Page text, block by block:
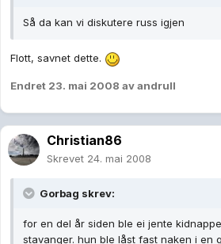
Så da kan vi diskutere russ igjen
Flott, savnet dette.
Endret 23. mai 2008 av andrull
Christian86
Skrevet 24. mai 2008
Gorbag skrev:
for en del år siden ble ei jente
stavanger. hun ble låst fast naken i en